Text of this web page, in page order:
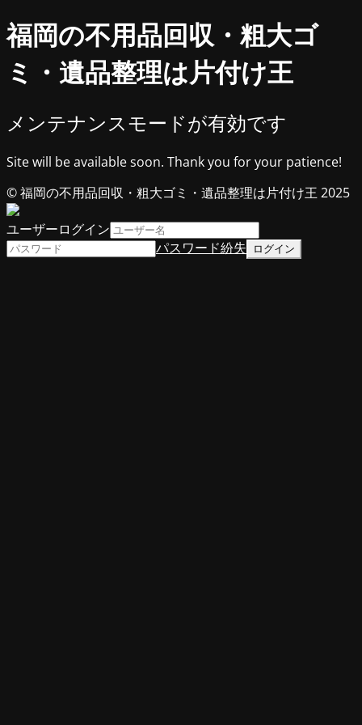
福岡の不用品回収・粗大ゴ
ミ・遺品整理は片付け王
メンテナンスモードが有効です
Site will be available soon. Thank you for your patience!
© 福岡の不用品回収・粗大ゴミ・遺品整理は片付け王 2025
ユーザーログイン
パスワード紛失